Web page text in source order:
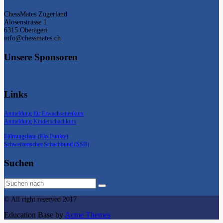
ChessMates Zugerland
Alosenstrasse 1
6315 Oberägeri
info@chessmates.ch
Unsere Sponsoren
Links
Anmeldung für Erwachsenenkurs
Anmeldung Kinderschachkurs
Führungsliste (Elo-Punkte)
Schweizerischer Schachbund (SSB)
Suchen
© All right reserved 2017
Education Base by Acme Themes